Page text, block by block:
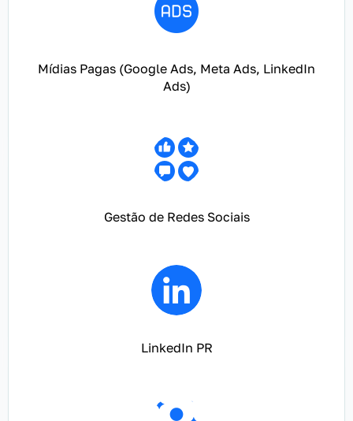
Mídias Pagas (Google Ads, Meta Ads, LinkedIn
Ads)
Gestão de Redes Sociais
LinkedIn PR